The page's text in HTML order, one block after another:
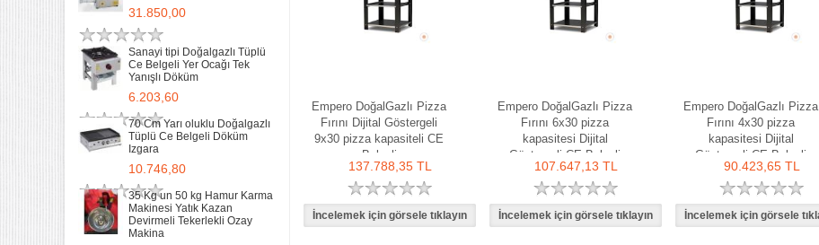
Sanayi Tip Yonca Waffle
Makinası Değişir Plaka Çap
17,5
11.893,40
31.850,00
Sanayi tipi Doğalgazlı Tüplü
Ce Belgeli Yer Ocağı Tek
Yanışlı Döküm
6.203,60
70 Cm Yarı oluklu Doğalgazlı
Tüplü Ce Belgeli Döküm
Izgara
10.746,80
35 Kg un 50 kg Hamur Karma
Makinesi Yatık Kazan
Devirmeli Tekerlekli Ozay
Makina
Empero DoğalGazlı Pizza
Fırını Dijital Göstergeli
9x30 pizza kapasiteli CE
Belgeli
137.788,35 TL
Empero DoğalGazlı Pizza
Fırını 6x30 pizza
kapasitesi Dijital
Göstergeli CE Belgeli
107.647,13 TL
Empero DoğalGazlı Pizza
Fırını 4x30 pizza
kapasitesi Dijital
Göstergeli CE Belgeli
90.423,65 TL